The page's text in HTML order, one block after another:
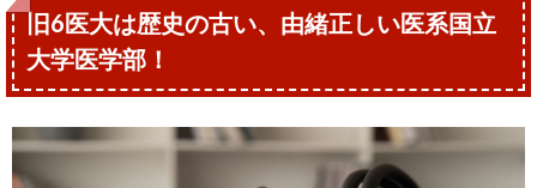
旧6医大は歴史の古い、由緒正しい医系国立
大学医学部！